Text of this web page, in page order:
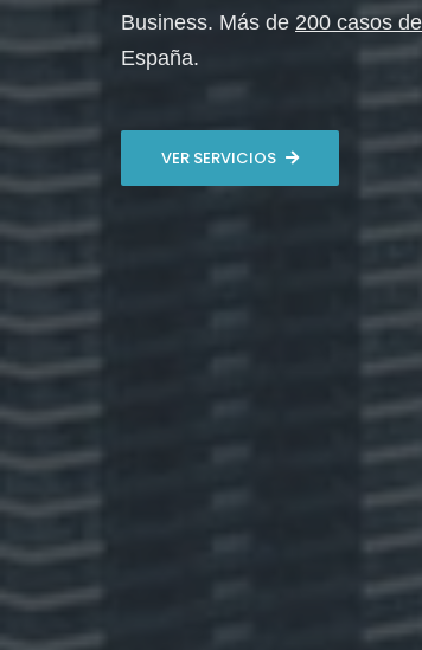
Business. Más de 200 casos
España.
VER SERVICIOS